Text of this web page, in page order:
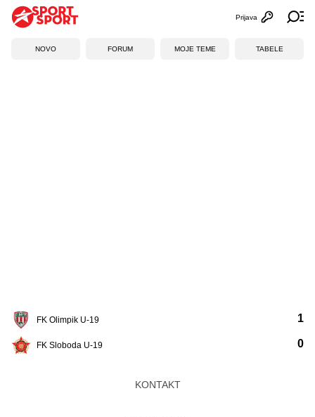
Otvori
Prijava
NOVO FORUM MOJE TEME TABELE
FK Olimpik U-19
FK Sloboda U-19
1
0
KONTAKT